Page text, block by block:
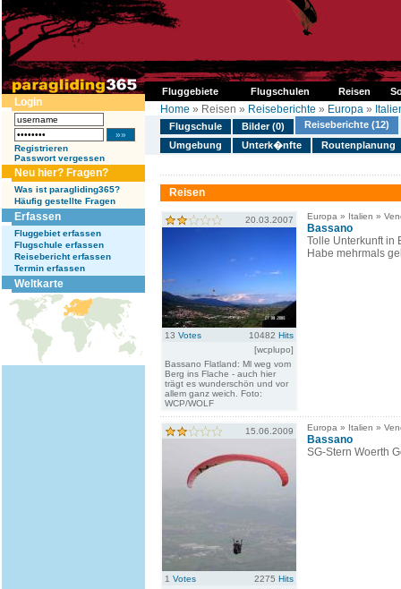
Fluggebiete Flugschulen Reisen
Login
Registrieren
Passwort vergessen
Neu hier? Fragen?
Was ist paragliding365?
Häufig gestellte Fragen
Erfassen
Fluggebiet erfassen
Flugschule erfassen
Reisebericht erfassen
Termin erfassen
Weltkarte
Home » Reisen » Reiseberichte » Europa »
Flugschule Bilder (0)
Reiseberichte (12)
Umgebung
Unterk�nfte Routenplanung
Reisen
20.03.2007
13 Votes 10482 Hits
[wcplupo]
Bassano Flatland: Ml weg vom
Berg ins Flache - auch hier
trägt es wunderschön und vor
allem ganz weich. Foto:
WCP/WOLF
Europa » Italien »
Bassano
Tolle Unterkunft in
Habe mehrmals
15.06.2009
1 Votes 2275 Hits
Europa » Italien »
Bassano
SG-Stern Woerth